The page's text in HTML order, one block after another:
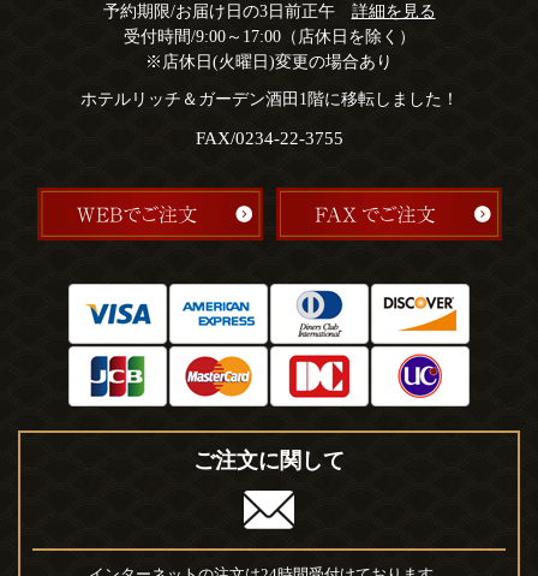
予約期限/お届け日の3日前正午 詳細を見る
受付時間/9:00～17:00（店休日を除く）
※店休日(火曜日)変更の場合あり
ホテルリッチ＆ガーデン酒田1階に移転しました！
FAX/0234-22-3755
ご注文に関して